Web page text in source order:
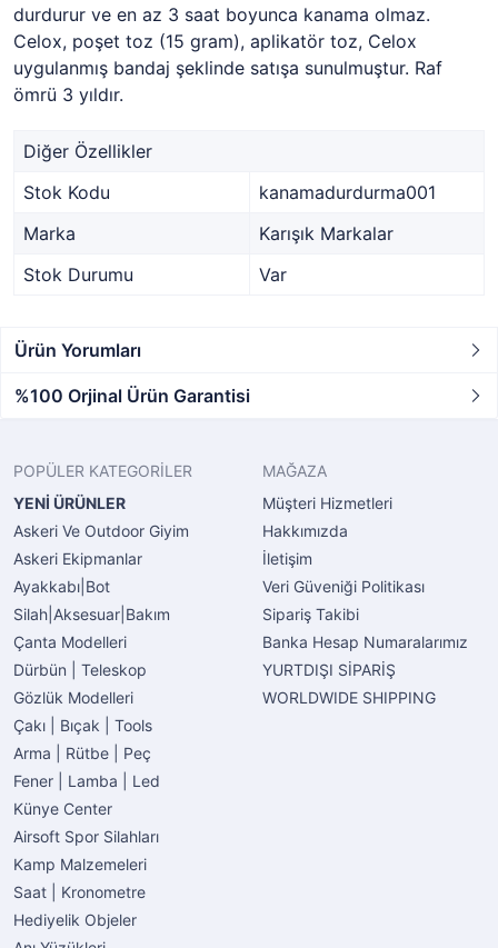
durdurur ve en az 3 saat boyunca kanama olmaz.
Celox, poşet toz (15 gram), aplikatör toz, Celox
uygulanmış bandaj şeklinde satışa sunulmuştur. Raf
ömrü 3 yıldır.
Diğer Özellikler
Stok Kodu
kanamadurdurma001
Marka
Karışık Markalar
Stok Durumu
Var
Ürün Yorumları
%100 Orjinal Ürün Garantisi
POPÜLER KATEGORİLER
YENİ ÜRÜNLER
Askeri Ve Outdoor Giyim
Askeri Ekipmanlar
Ayakkabı|Bot
Silah|Aksesuar|Bakım
Çanta Modelleri
Dürbün | Teleskop
Gözlük Modelleri
Çakı | Bıçak | Tools
Arma | Rütbe | Peç
Fener | Lamba | Led
Künye Center
Airsoft Spor Silahları
Kamp Malzemeleri
Saat | Kronometre
Hediyelik Objeler
MAĞAZA
Müşteri Hizmetleri
Hakkımızda
İletişim
Veri Güveniği Politikası
Sipariş Takibi
Banka Hesap Numaralarımız
YURTDIŞI SİPARİŞ
WORLDWIDE SHIPPING